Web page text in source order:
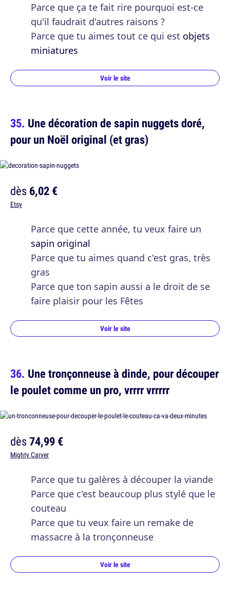
Parce que ça te fait rire pourquoi est-ce
qu'il faudrait d'autres raisons ?
Parce que tu aimes tout ce qui est objets
miniatures
Voir le site
Une décoration de sapin nuggets doré,
pour un Noël original (et gras)
dès6,02 €
Etsy
Parce que cette année, tu veux faire un
sapin original
Parce que tu aimes quand c'est gras, très
gras
Parce que ton sapin aussi a le droit de se
faire plaisir pour les Fêtes
Voir le site
Une tronçonneuse à dinde, pour découper
le poulet comme un pro, vrrrr vrrrrr
dès74,99 €
Mighty Carver
Parce que tu galères à découper la viande
Parce que c'est beaucoup plus stylé que le
couteau
Parce que tu veux faire un remake de
massacre à la tronçonneuse
Voir le site